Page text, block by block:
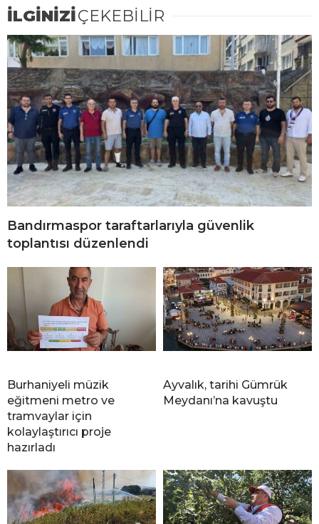
İLGİNİZİÇEKEBİLİR
Bandırmaspor taraftarlarıyla güvenlik
toplantısı düzenlendi
Burhaniyeli müzik
eğitmeni metro ve
tramvaylar için
kolaylaştırıcı proje
hazırladı
Ayvalık, tarihi Gümrük
Meydanı’na kavuştu